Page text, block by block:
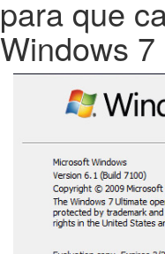
para que
Windows 7